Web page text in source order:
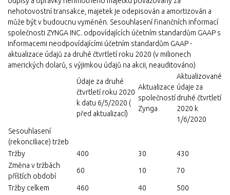
nehotovostní transakce, majetek je odepisován a amortizován a
může být v budoucnu vyměněn. Sesouhlasení finančních informací
společnosti ZYNGA INC. odpovídajících účetním standardům GAAP s
informacemi neodpovídajícími účetním standardům GAAP -
aktualizace údajů za druhé čtvrtletí roku 2020 (v milionech
amerických dolarů, s výjimkou údajů na akcii, neauditováno)
Údaje za druhé
čtvrtletí roku 2020
k datu 6/5/2020 (
před aktualizací)
Aktualizace
společností
Zynga
Aktualizované
údaje za
druhé čtvrtletí
2020 k
1/6/2020
Sesouhlasení
(rekonciliace) tržeb
Tržby
400 30
430
Změna v tržbách
příštích období
60 10 70
Tržby celkem 460 40
500